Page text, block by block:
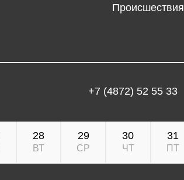
Происшествия
+7 (4872) 52 55 33
28
ВТ
29
СР
30
ЧТ
31
ПТ